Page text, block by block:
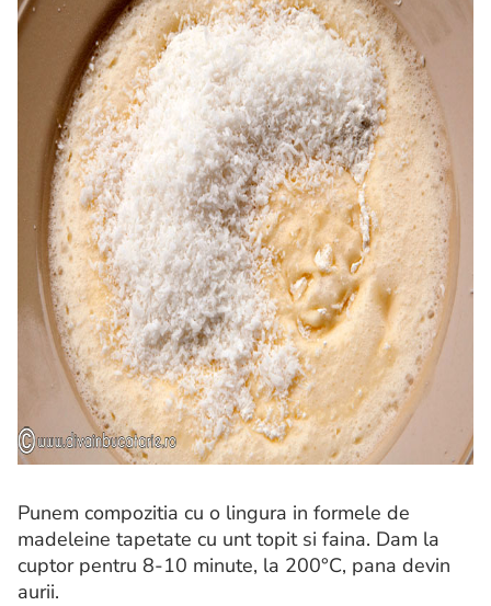
Punem compozitia cu o lingura in formele de
madeleine tapetate cu unt topit si faina. Dam la
cuptor pentru 8-10 minute, la 200°C, pana devin
aurii.